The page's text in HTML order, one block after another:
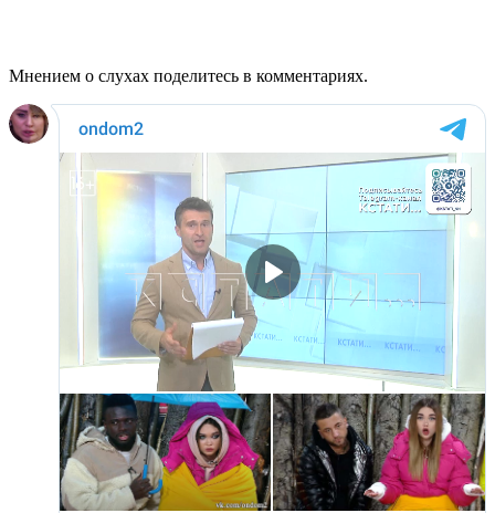
Мнением о слухах поделитесь в комментариях.